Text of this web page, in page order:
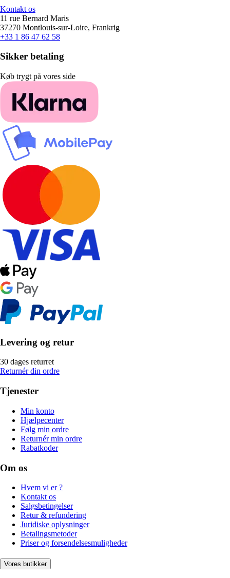
Kontakt os
11 rue Bernard Maris
37270 Montlouis-sur-Loire, Frankrig
+33 1 86 47 62 58
Sikker betaling
Køb trygt på vores side
Levering og retur
30 dages returret
Returnér din ordre
Tjenester
Min konto
Hjælpecenter
Følg min ordre
Returnér min ordre
Rabatkoder
Om os
Hvem vi er ?
Kontakt os
Salgsbetingelser
Retur & refundering
Juridiske oplysninger
Betalingsmetoder
Priser og forsendelsesmuligheder
Vores butikker